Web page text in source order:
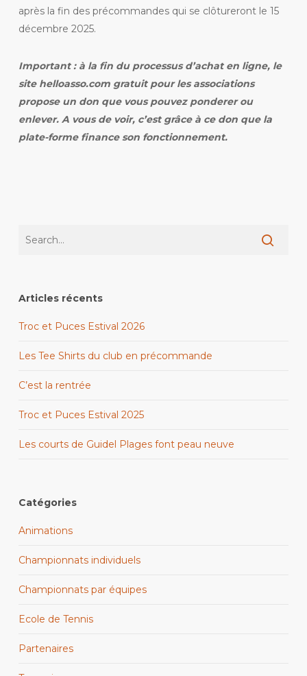
après la fin des précommandes qui se clôtureront le 15
décembre 2025.
Important : à la fin du processus d’achat en ligne, le
site helloasso.com gratuit pour les associations
propose un don que vous pouvez ponderer ou
enlever. A vous de voir, c’est grâce à ce don que la
plate-forme finance son fonctionnement.
Articles récents
Troc et Puces Estival 2026
Les Tee Shirts du club en précommande
C’est la rentrée
Troc et Puces Estival 2025
Les courts de Guidel Plages font peau neuve
Catégories
Animations
Championnats individuels
Championnats par équipes
Ecole de Tennis
Partenaires